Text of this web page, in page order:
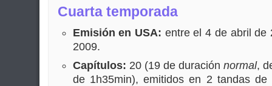
Cuarta temporada
Emisión en USA: entre el 4 de abril de
2009.
Capítulos: 20 (19 de duración normal,
de 1h35min), emitidos en 2 tandas